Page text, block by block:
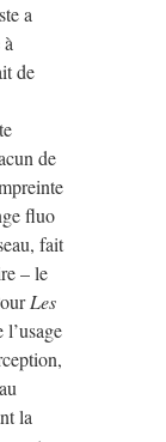
a
de
de
fluo
fait
– le
Les
la